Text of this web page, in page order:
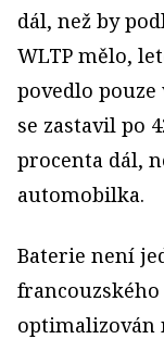
dál, než by
WLTP mělo,
povedlo
se zastavil po
procenta dál,
automobilka.
Baterie není
francouzského
optimalizován